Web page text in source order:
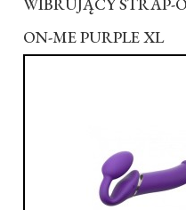
ON-ME PURPLE XL